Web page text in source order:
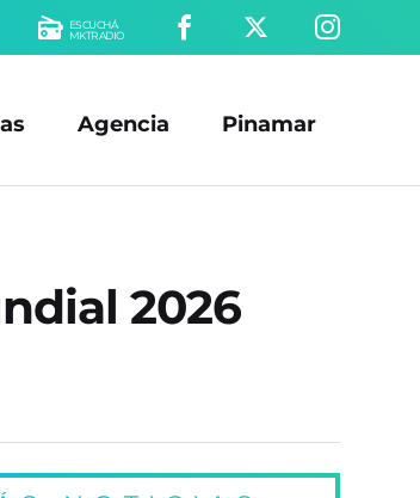
ESCUCHÁ
MKTRADIO
Agencia Pinamar
2026